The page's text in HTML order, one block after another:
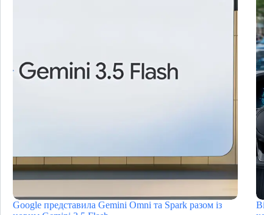
Google представила Gemini Omni та Spark разом із